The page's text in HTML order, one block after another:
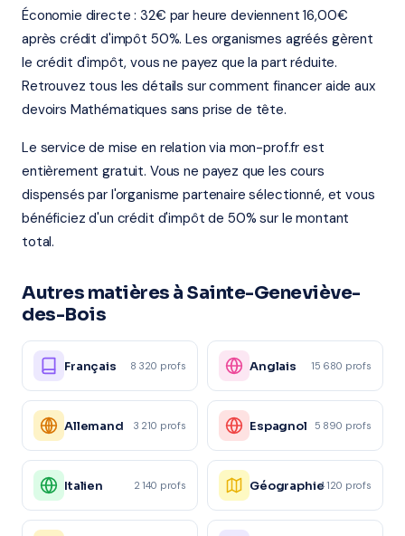
Économie directe : 32€ par heure deviennent 16,00€
après crédit d'impôt 50%. Les organismes agréés gèrent
le crédit d'impôt, vous ne payez que la part réduite.
Retrouvez tous les détails sur comment financer aide aux
devoirs Mathématiques sans prise de tête.
Le service de mise en relation via mon-prof.fr est
entièrement gratuit. Vous ne payez que les cours
dispensés par l'organisme partenaire sélectionné, et vous
bénéficiez d'un crédit d'impôt de 50% sur le montant
total.
Autres matières à Sainte-Geneviève-
des-Bois
Français 8 320 profs Anglais 15 680 profs
Allemand 3 210 profs Espagnol 5 890 profs
Italien 2 140 profs Géographie4 120 profs